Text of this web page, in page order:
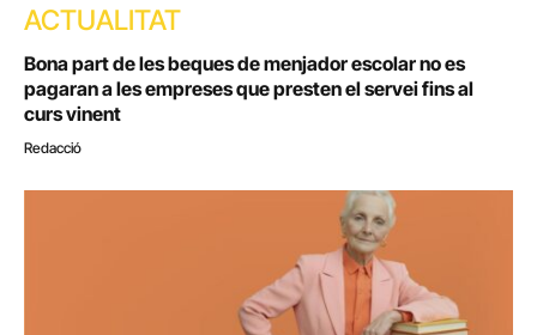
ACTUALITAT
Bona part de les beques de menjador escolar no es
pagaran a les empreses que presten el servei fins al
curs vinent
Redacció